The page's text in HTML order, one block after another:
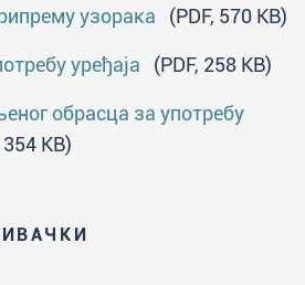
узорака (PDF, 570 KB)
уређаја (PDF, 258 KB)
обрасца за употребу
KB)